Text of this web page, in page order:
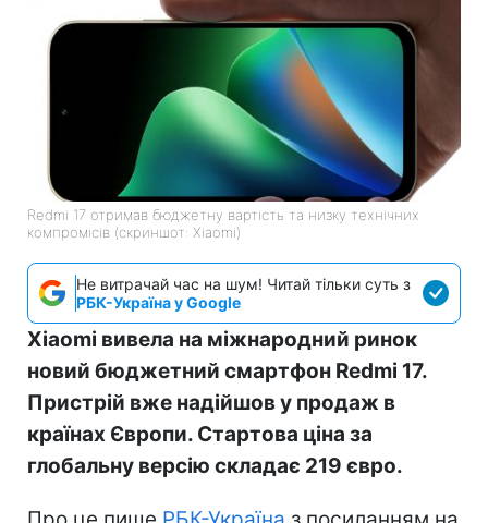
Redmi 17 отримав бюджетну вартість та низку технічних
компромісів (скриншот: Xiaomi)
Не витрачай час на шум! Читай тільки суть з
РБК-Україна у Google
Xiaomi вивела на міжнародний ринок
новий бюджетний смартфон Redmi 17.
Пристрій вже надійшов у продаж в
країнах Європи. Стартова ціна за
глобальну версію складає 219 євро.